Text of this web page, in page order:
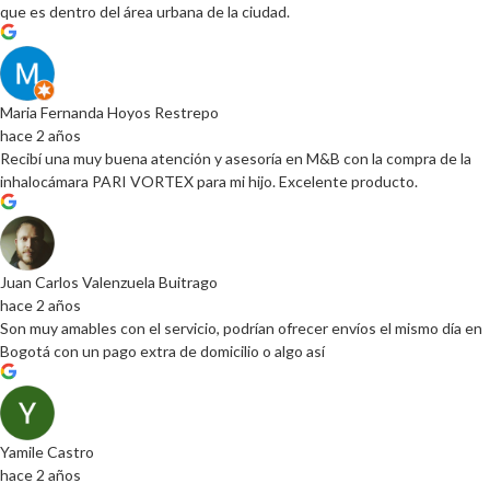
que es dentro del área urbana de la ciudad.
Maria Fernanda Hoyos Restrepo
hace 2 años
Recibí una muy buena atención y asesoría en M&B con la compra de la
inhalocámara PARI VORTEX para mi hijo. Excelente producto.
Juan Carlos Valenzuela Buitrago
hace 2 años
Son muy amables con el servicio, podrían ofrecer envíos el mismo día en
Bogotá con un pago extra de domicilio o algo así
Yamile Castro
hace 2 años